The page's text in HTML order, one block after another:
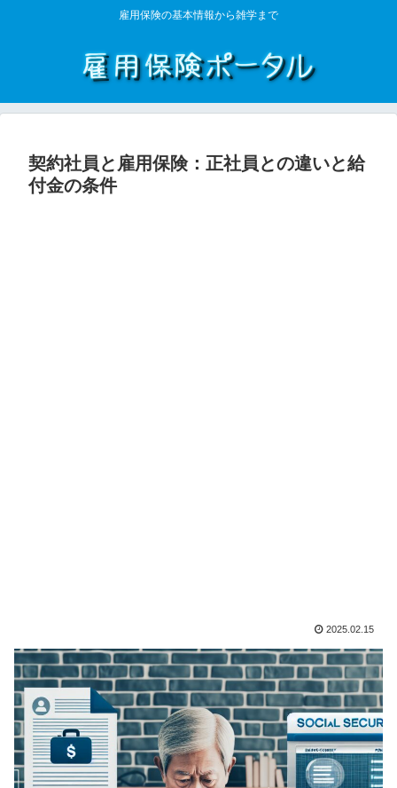
雇用保険の基本情報から雑学まで
契約社員と雇用保険：正社員との違いと給
付金の条件
2025.02.15